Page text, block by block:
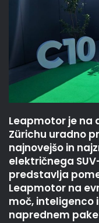
Leapmotor je na
Zürichu uradno
najnovejšo in
električnega
predstavlja
Leapmotor na
moč, inteligenco
naprednem